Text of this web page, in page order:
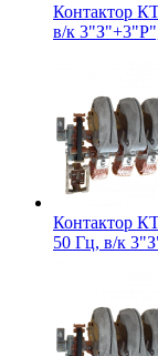
Контактор
в/к
Контактор
50 Гц, в/к